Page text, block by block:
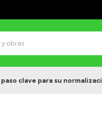
clave para su